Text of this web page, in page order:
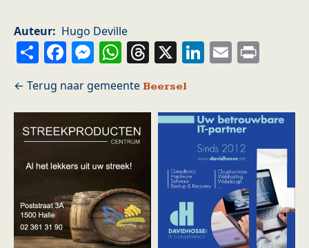
Auteur Hugo Deville
ShareFacebook
Messenger
WhatsApp
Threads
X LinkedIn
Email
Beersel